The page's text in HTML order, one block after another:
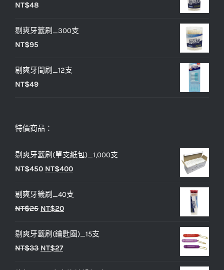
NT$48
剔爽牙籤刷_300支
NT$95
剔爽牙間刷_12支
NT$49
特價商品：
剔爽牙籤刷(單支紙包)_1,000支
NT$450 原
價
格：
NT$400目
價
剔爽牙籤刷_40支
NT$25 原
價
格：
NT$20目
價
剔爽牙籤刷(鑰匙圈)_15支
NT$33 原
NT$27目